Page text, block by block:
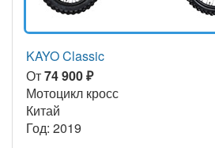
KAYO Classic
От74 900 ₽
Мотоцикл кросс
Китай
Год: 2019